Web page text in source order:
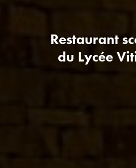
Restaurant
du Lycée